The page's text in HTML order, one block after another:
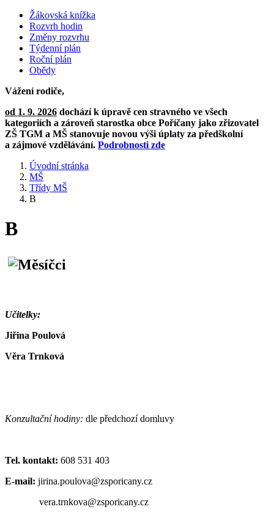
Žákovská knížka
Rozvrh hodin
Změny rozvrhu
Týdenní plán
Roční plán
Obědy
Vážení rodiče,
od 1. 9. 2026 dochází k úpravě cen stravného ve všech
kategoriích a zároveň starostka obce Poříčany jako zřizovatel
ZŠ TGM a MŠ stanovuje novou výši úplaty za předškolní
a zájmové vzdělávání. Podrobnosti zde
Úvodní stránka
MŠ
Třídy MŠ
B
B
Učitelky:
Jiřina Poulová
Věra Trnková
Konzultační hodiny: dle předchozí domluvy
Tel. kontakt: 608 531 403
E-mail: jirina.poulova@zsporicany.cz
vera.trnkova@zsporicany.cz